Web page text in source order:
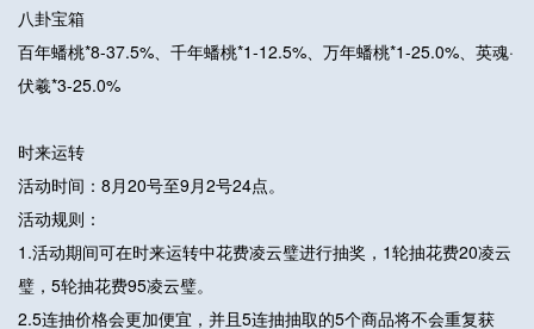
八卦宝箱
百年蟠桃*8-37.5%、千年蟠桃*1-12.5%、万年蟠桃*1-25.0%、英魂·
伏羲*3-25.0%
时来运转
活动时间：8月20号至9月2号24点。
活动规则：
1.活动期间可在时来运转中花费凌云璧进行抽奖，1轮抽花费20凌云
璧，5轮抽花费95凌云璧。
2.5连抽价格会更加便宜，并且5连抽抽取的5个商品将不会重复获